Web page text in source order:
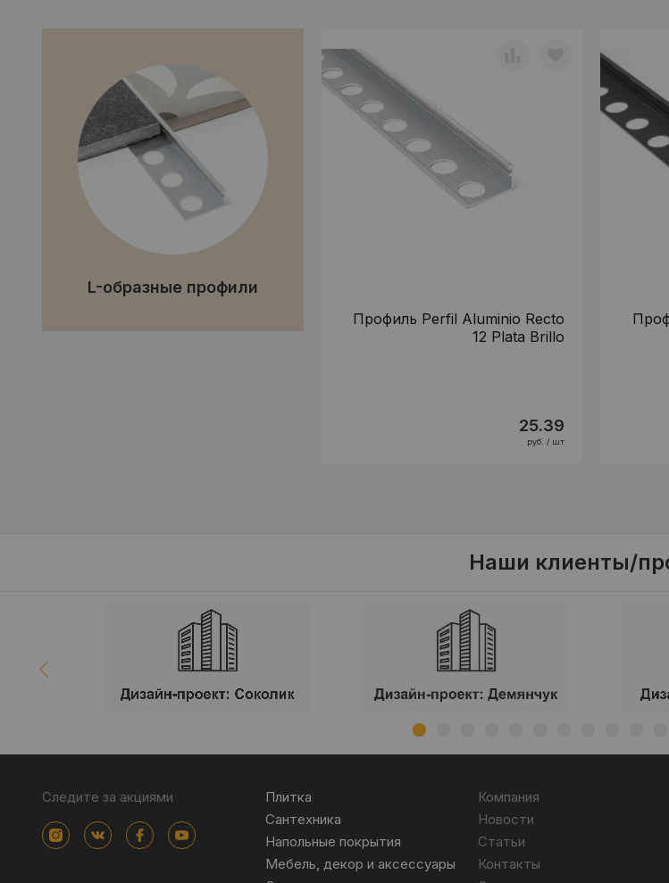
L-образные профили
Профиль Perfil Aluminio Recto
12 Plata Brillo
25.39
руб. / шт
Наши клиенты/
Следите за акциями
Плитка
Сантехника
Напольные покрытия
Мебель, декор и аксессуары
Компания
Новости
Статьи
Контакты